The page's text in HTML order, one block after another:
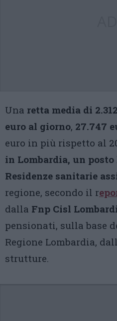
Una retta media di
euro al giorno, 27.747
euro in più rispetto al
in Lombardia, un
Residenze sanitarie
regione, secondo il r
dalla Fnp Cisl
pensionati, sulla base
Regione Lombardia,
strutture.